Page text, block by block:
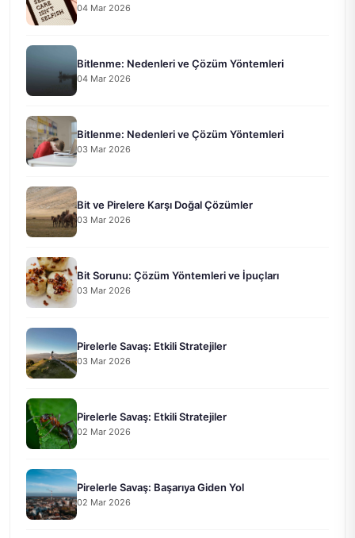
04 Mar 2026
Bitlenme: Nedenleri ve Çözüm Yöntemleri
04 Mar 2026
Bitlenme: Nedenleri ve Çözüm Yöntemleri
03 Mar 2026
Bit ve Pirelere Karşı Doğal Çözümler
03 Mar 2026
Bit Sorunu: Çözüm Yöntemleri ve İpuçları
03 Mar 2026
Pirelerle Savaş: Etkili Stratejiler
03 Mar 2026
Pirelerle Savaş: Etkili Stratejiler
02 Mar 2026
Pirelerle Savaş: Başarıya Giden Yol
02 Mar 2026